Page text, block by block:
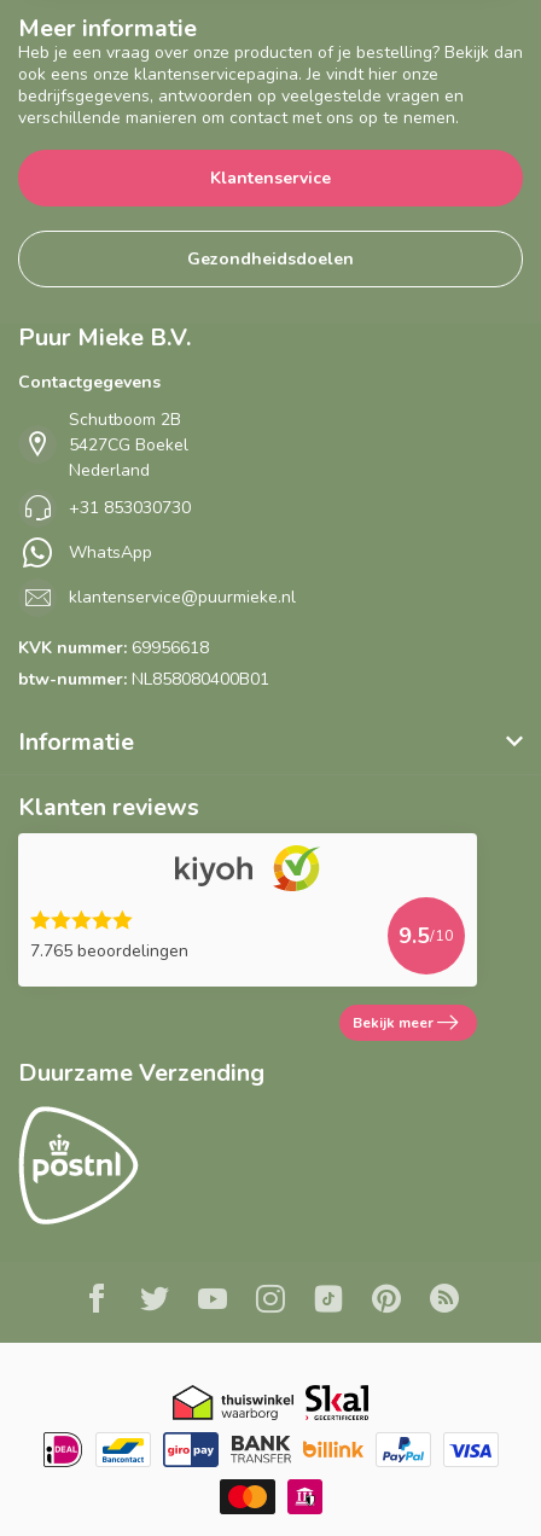
Meer informatie
Heb je een vraag over onze producten of je bestelling? Bekijk dan
ook eens onze klantenservicepagina. Je vindt hier onze
bedrijfsgegevens, antwoorden op veelgestelde vragen en
verschillende manieren om contact met ons op te nemen.
Klantenservice
Gezondheidsdoelen
Puur Mieke B.V.
Contactgegevens
Schutboom 2B
5427CG Boekel
Nederland
+31 853030730
WhatsApp
klantenservice@puurmieke.nl
KVK nummer: 69956618
btw-nummer: NL858080400B01
Informatie
Klanten reviews
7.765 beoordelingen
9.5/10
Bekijk meer
Duurzame Verzending